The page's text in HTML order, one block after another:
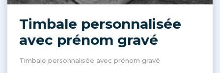
Timbale personnalisée
avec prénom gravé
Timbale personnalisée avec prénom gravé